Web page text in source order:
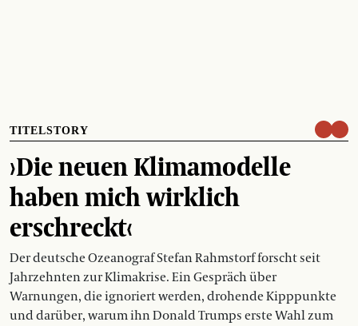
TITELSTORY
›Die neuen Klimamodelle
haben mich wirklich
erschreckt‹
Der deutsche Ozeanograf Stefan Rahmstorf forscht seit
Jahrzehnten zur Klimakrise. Ein Gespräch über
Warnungen, die ignoriert werden, drohende Kipppunkte
und darüber, warum ihn Donald Trumps erste Wahl zum